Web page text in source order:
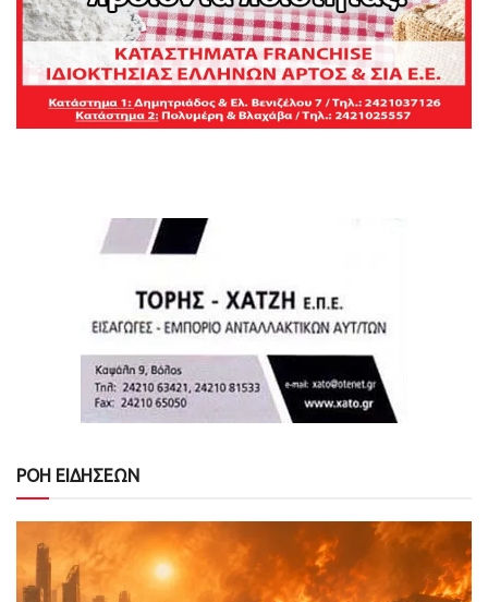
ΡΟΗ ΕΙΔΗΣΕΩΝ